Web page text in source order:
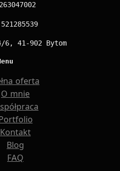
521285539
6, 41-902 Bytom
oferta
O mnie
Kontakt
Blog
FAQ